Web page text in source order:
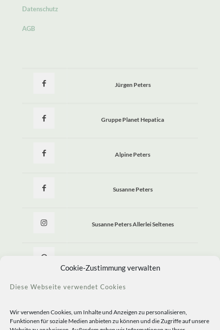
Cookie-Zustimmung verwalten
Diese Webseite verwendet Cookies
Wir verwenden Cookies, um Inhalte und Anzeigen zu personalisieren,
Funktionen für soziale Medien anbieten zu können und die Zugriffe auf unsere
Datenschutz
AGB
Jürgen Peters
Gruppe Planet Hepatica
Alpine Peters
Susanne Peters
Susanne Peters Allerlei Seltenes